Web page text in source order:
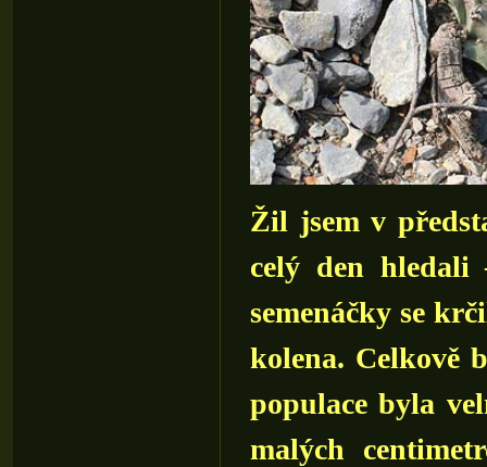
Žil jsem v
celý den
semenáčky se
kolena. Celkově
populace byla
malých